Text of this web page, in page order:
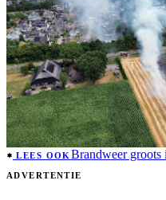
LEES OOK Brandweer groots
ADVERTENTIE